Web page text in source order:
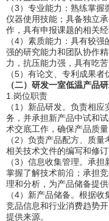
（3）专业能力：熟练掌
仪器使用技能；具备独立
作，具有申报课题的相关经
（4）素质能力：具有较
强的研究能力和团队协作
力，抗压能力强，具有吃
（5）有论文、专利成果者
（二）研发一室低温产品
1. 岗位职责
（1）新品研发。负责相
务，并承担新产品中试和
术交底工作，确保产品质量
（2）负责产品配方、质
相关技术文件的编写和修
（3）信息收集管理。承
掌握了解技术前沿；承担
理和分析，为产品储备提供
（4）新产品储备。根据
竞品信息和行业消费趋势
提供来源。